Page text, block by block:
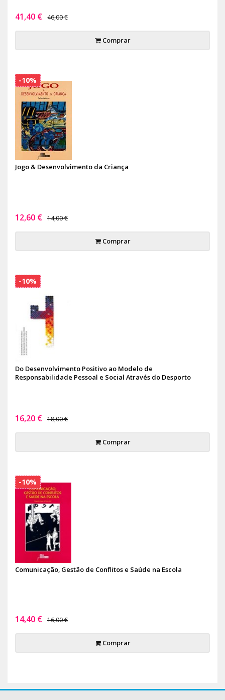
41,40 € 46,00 €
Comprar
Jogo & Desenvolvimento da Criança
12,60 € 14,00 €
Comprar
-10%
Do Desenvolvimento Positivo ao Modelo de
Responsabilidade Pessoal e Social Através do Desporto
16,20 € 18,00 €
Comprar
-10%
Comunicação, Gestão de Conflitos e Saúde na Escola
14,40 € 16,00 €
Comprar
-10%